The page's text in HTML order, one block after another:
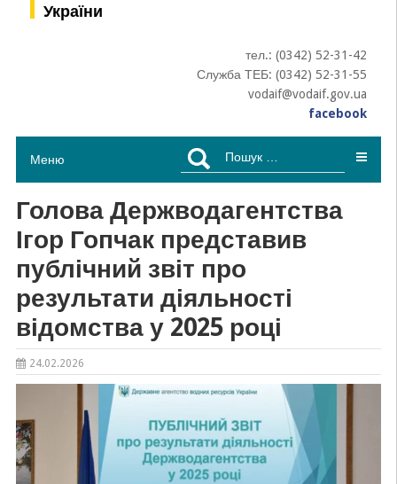
України
тел.: (0342) 52-31-42
Служба ТЕБ: (0342) 52-31-55
vodaif@vodaif.gov.ua
facebook
Меню
Пошук:
Голова Держводагентства
Ігор Гопчак представив
публічний звіт про
результати діяльності
відомства у 2025 році
24.02.2026